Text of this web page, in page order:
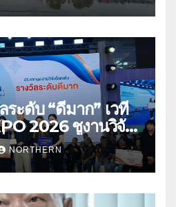
ะดับ “ดีมาก” เวที
2026 ชูงานวิจัย
นนวัตกรรมสู่เชิง
NORTHERN